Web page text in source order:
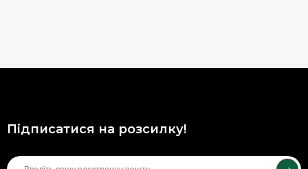
Підписатися на розсилку!